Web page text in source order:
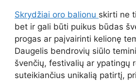
Skrydžiai oro balionu skirti ne
bet ir gali būti puikus būdas
progas ar paįvairinti kelionę
Daugelis bendrovių siūlo
švenčių, festivalių ar ypatingų
suteikiančius unikalią patirtį,